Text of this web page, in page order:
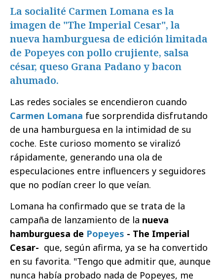
La socialité Carmen Lomana es la
imagen de "The Imperial Cesar", la
nueva hamburguesa de edición limitada
de Popeyes con pollo crujiente, salsa
césar, queso Grana Padano y bacon
ahumado.
Las redes sociales se encendieron cuando
Carmen Lomana fue sorprendida disfrutando
de una hamburguesa en la intimidad de su
coche. Este curioso momento se viralizó
rápidamente, generando una ola de
especulaciones entre influencers y seguidores
que no podían creer lo que veían.
Lomana ha confirmado que se trata de la
campaña de lanzamiento de la nueva
hamburguesa de Popeyes - The Imperial
Cesar- que, según afirma, ya se ha convertido
en su favorita. "Tengo que admitir que, aunque
nunca había probado nada de Popeyes, me